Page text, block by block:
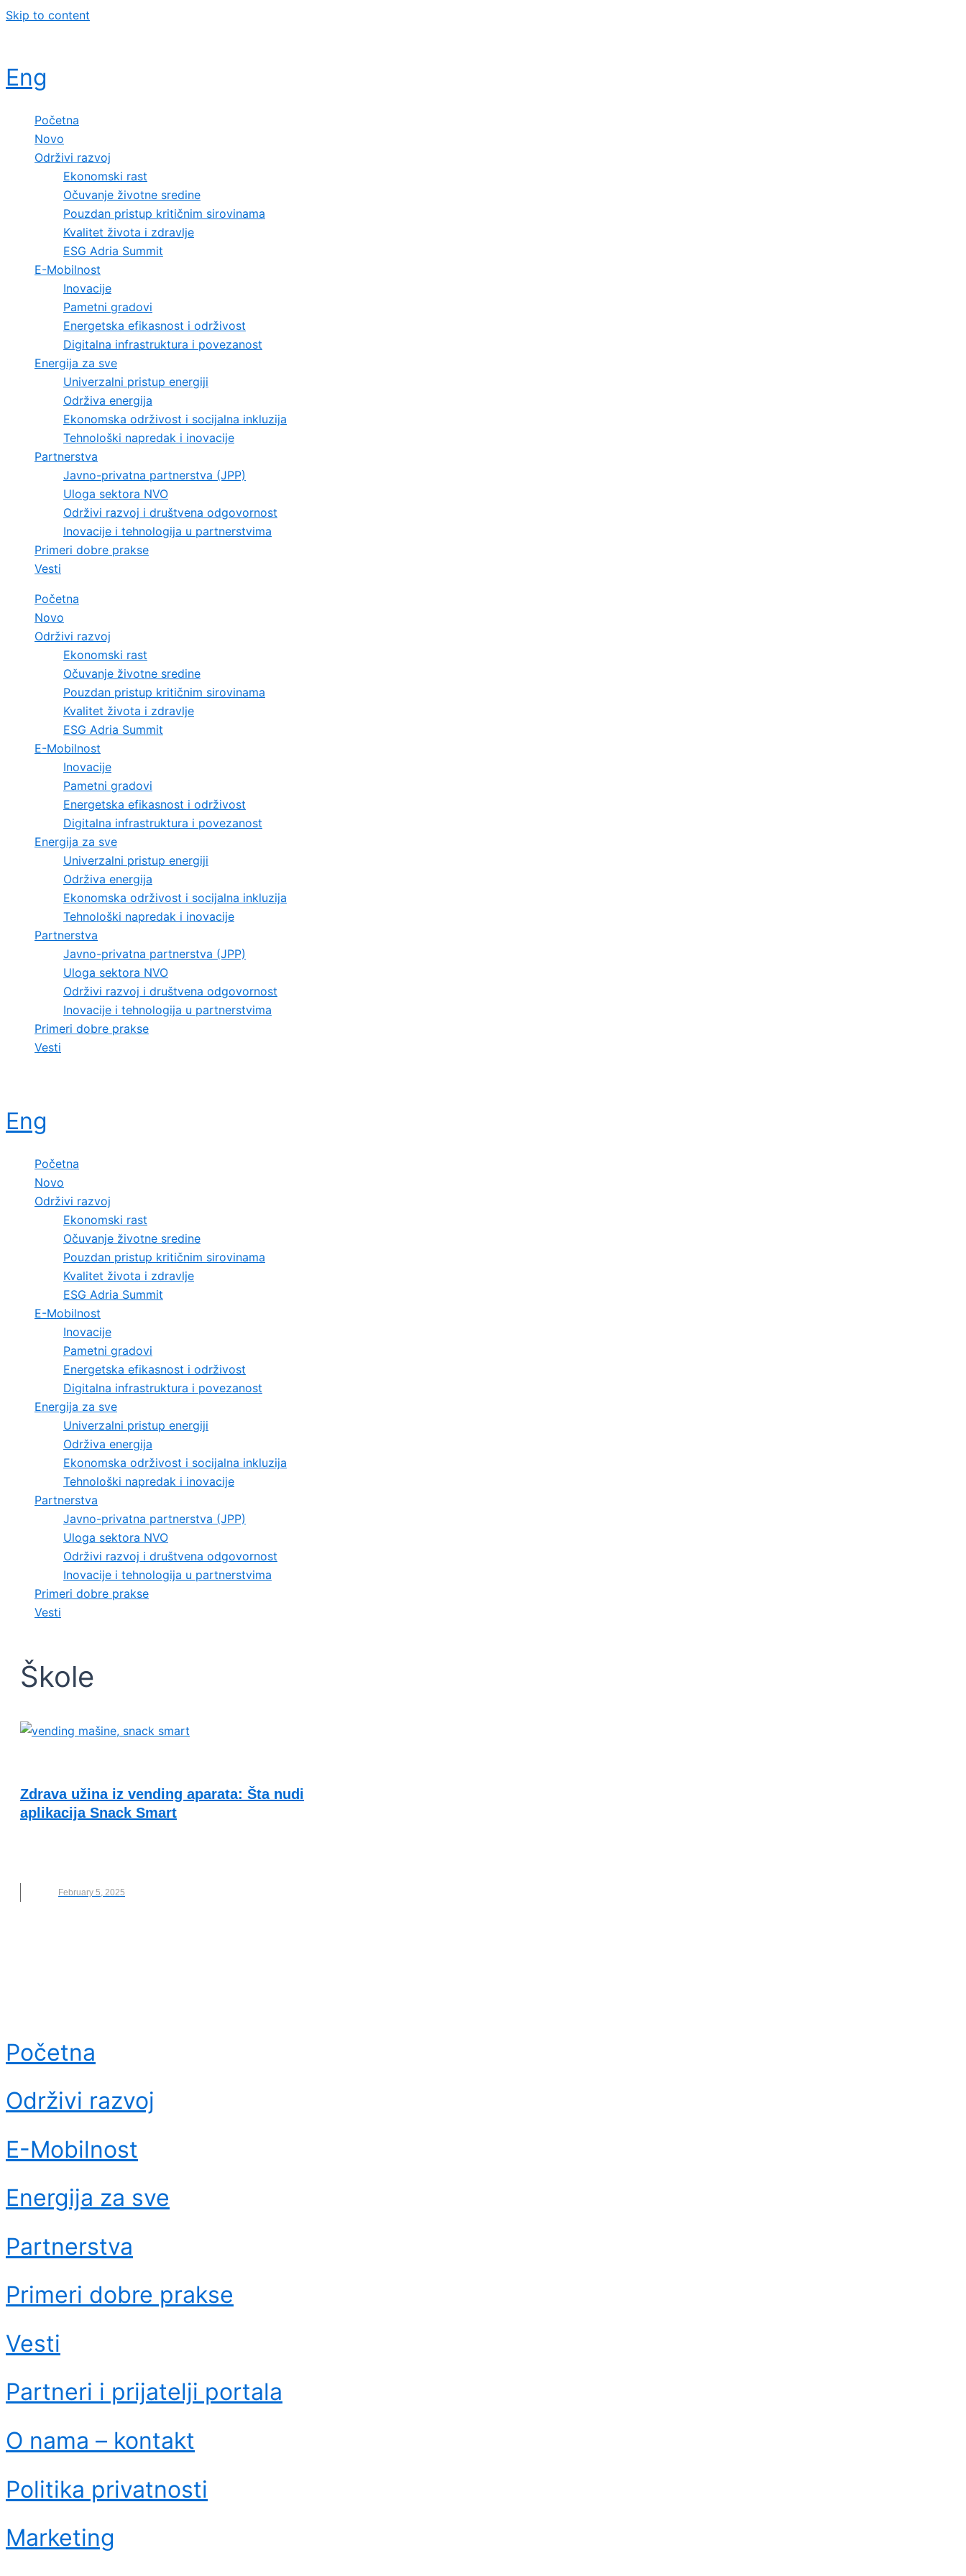
Skip to content
Eng
Početna
Novo
Održivi razvoj
Ekonomski rast
Očuvanje životne sredine
Pouzdan pristup kritičnim sirovinama
Kvalitet života i zdravlje
ESG Adria Summit
E-Mobilnost
Inovacije
Pametni gradovi
Energetska efikasnost i održivost
Digitalna infrastruktura i povezanost
Energija za sve
Univerzalni pristup energiji
Održiva energija
Ekonomska održivost i socijalna inkluzija
Tehnološki napredak i inovacije
Partnerstva
Javno-privatna partnerstva (JPP)
Uloga sektora NVO
Održivi razvoj i društvena odgovornost
Inovacije i tehnologija u partnerstvima
Primeri dobre prakse
Vesti
Početna
Novo
Održivi razvoj
Ekonomski rast
Očuvanje životne sredine
Pouzdan pristup kritičnim sirovinama
Kvalitet života i zdravlje
ESG Adria Summit
E-Mobilnost
Inovacije
Pametni gradovi
Energetska efikasnost i održivost
Digitalna infrastruktura i povezanost
Energija za sve
Univerzalni pristup energiji
Održiva energija
Ekonomska održivost i socijalna inkluzija
Tehnološki napredak i inovacije
Partnerstva
Javno-privatna partnerstva (JPP)
Uloga sektora NVO
Održivi razvoj i društvena odgovornost
Inovacije i tehnologija u partnerstvima
Primeri dobre prakse
Vesti
Eng
Početna
Novo
Održivi razvoj
Ekonomski rast
Očuvanje životne sredine
Pouzdan pristup kritičnim sirovinama
Kvalitet života i zdravlje
ESG Adria Summit
E-Mobilnost
Inovacije
Pametni gradovi
Energetska efikasnost i održivost
Digitalna infrastruktura i povezanost
Energija za sve
Univerzalni pristup energiji
Održiva energija
Ekonomska održivost i socijalna inkluzija
Tehnološki napredak i inovacije
Partnerstva
Javno-privatna partnerstva (JPP)
Uloga sektora NVO
Održivi razvoj i društvena odgovornost
Inovacije i tehnologija u partnerstvima
Primeri dobre prakse
Vesti
Škole
Zdrava užina iz vending aparata: Šta nudi
aplikacija Snack Smart
February 5, 2025
Početna
Održivi razvoj
E-Mobilnost
Energija za sve
Partnerstva
Primeri dobre prakse
Vesti
Partneri i prijatelji portala
O nama – kontakt
Politika privatnosti
Marketing